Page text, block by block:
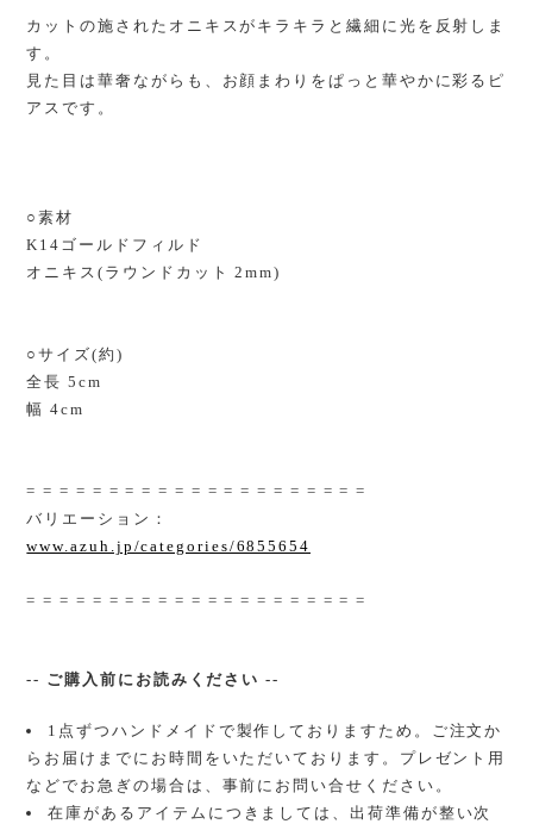
カットの施されたオニキスがキラキラと繊細に光を反射しま
す。
見た目は華奢ながらも、お顔まわりをぱっと華やかに彩るピ
アスです。
○素材
K14ゴールドフィルド
オニキス(ラウンドカット 2mm)
○サイズ(約)
全長 5cm
幅 4cm
= = = = = = = = = = = = = = = = = = = = =
バリエーション：
www.azuh.jp/categories/6855654
= = = = = = = = = = = = = = = = = = = = =
-- ご購入前にお読みください --
1点ずつハンドメイドで製作しておりますため。ご注文か
らお届けまでにお時間をいただいております。プレゼント用
などでお急ぎの場合は、事前にお問い合せください。
在庫があるアイテムにつきましては、出荷準備が整い次